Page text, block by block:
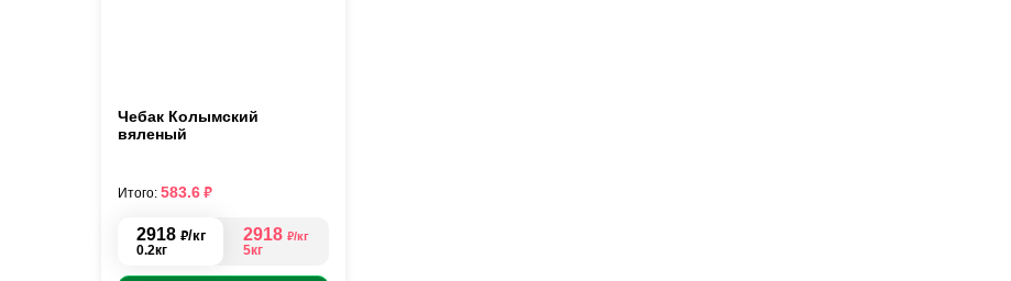
Чебак Колымский
вяленый
2918 ₽/кг
0.2кг
2918 ₽/кг
5кг
Итого: 583.6₽